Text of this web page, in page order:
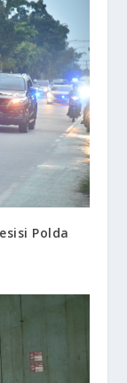
Polda